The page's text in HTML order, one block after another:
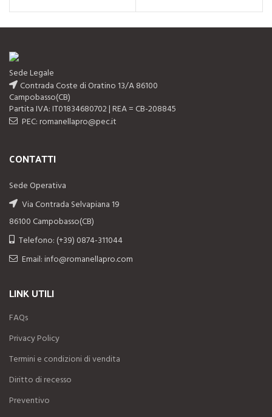
Sede Legale
Contrada Coste di Oratino 13/A 86100
Campobasso(CB)
Partita IVA: IT01834680702 | REA = CB-208845
PEC: romanellapro@pec.it
CONTATTI
Sede Operativa
Via Contrada Selvapiana 19
86100 Campobasso(CB)
Telefono: (+39) 0874-311044
Email: info@romanellapro.com
LINK UTILI
FAQs
Privacy Policy
Termini e condizioni di vendita
Diritto di recesso
Preventivo